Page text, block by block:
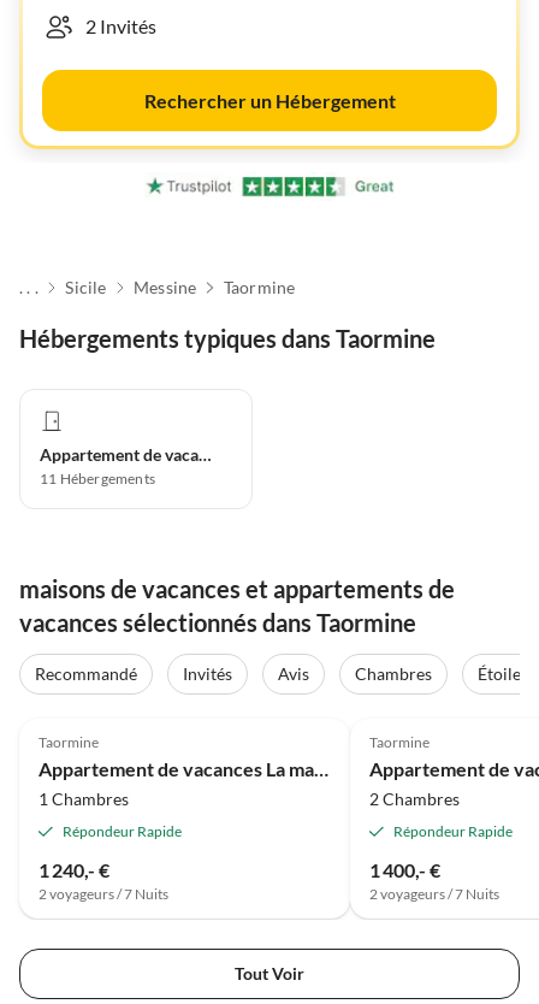
Rechercher un Hébergement
. . . Sicile Messine Taormine
Hébergements typiques dans Taormine
Appartement de vacances
11 Hébergements
maisons de vacances et appartements de
vacances sélectionnés dans Taormine
Recommandé Invités Avis Chambres Étoiles
Meilleure
Taormine
1 Chambres
Répondeur Rapide
1 240,- €
2 voyageurs / 7 Nuits
Taormine
2 Chambres
Répondeur Rapide
1 400,- €
2 voyageurs / 7 Nuits
Tout Voir